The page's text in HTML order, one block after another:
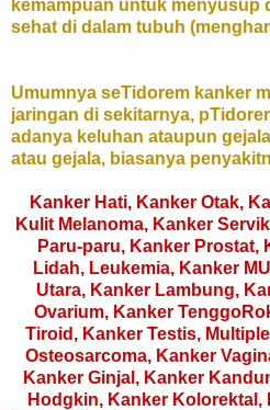
kemampuan untuk menyusup
sehat di dalam tubuh
Umumnya seTidorem kanker
jaringan di sekitarnya,
adanya keluhan ataupun
atau gejala, biasanya
Kanker Hati, Kanker Otak,
Kulit Melanoma, Kanker
Paru-paru, Kanker Prostat,
Lidah, Leukemia, Kanker
Utara, Kanker Lambung,
Ovarium, Kanker
Tiroid, Kanker Testis,
Osteosarcoma, Kanker
Kanker Ginjal, Kanker
Hodgkin, Kanker